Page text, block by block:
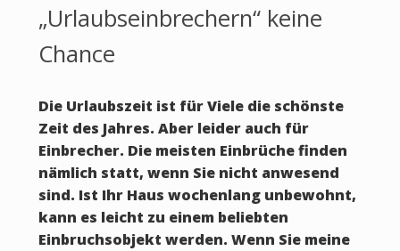
„Urlaubseinbrechern“ keine
Chance
Die Urlaubszeit ist für Viele die schönste
Zeit des Jahres. Aber leider auch für
Einbrecher. Die meisten Einbrüche finden
nämlich statt, wenn Sie nicht anwesend
sind. Ist Ihr Haus wochenlang unbewohnt,
kann es leicht zu einem beliebten
Einbruchsobjekt werden. Wenn Sie meine